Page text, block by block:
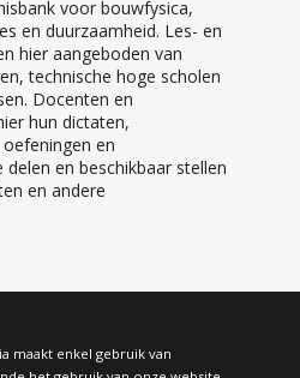
voor bouwfysica,
en duurzaamheid. Les- en
hier aangeboden van
technische hoge scholen
Docenten en
hun dictaten,
en
en beschikbaar stellen
en andere
maakt enkel gebruik van